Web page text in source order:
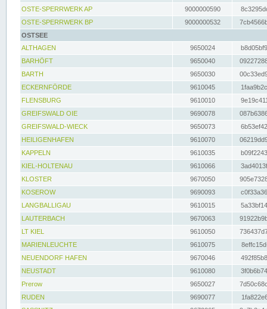
OSTE-SPERRWERK AP
9000000590
OSTE-SPERRWERK BP
9000000532
OSTSEE
ALTHAGEN
9650024
BARHÖFT
9650040
BARTH
9650030
ECKERNFÖRDE
9610045
FLENSBURG
9610010
GREIFSWALD OIE
9690078
GREIFSWALD-WIECK
9650073
HEILIGENHAFEN
9610070
KAPPELN
9610035
KIEL-HOLTENAU
9610066
KLOSTER
9670050
KOSEROW
9690093
LANGBALLIGAU
9610015
LAUTERBACH
9670063
LT KIEL
9610050
MARIENLEUCHTE
9610075
NEUENDORF HAFEN
9670046
NEUSTADT
9610080
Prerow
9650027
RUDEN
9690077